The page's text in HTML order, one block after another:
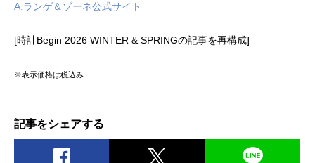
A.ランゲ＆ゾーネ公式サイト
[時計Begin 2026 WINTER & SPRINGの記事を再構成]
※表示価格は税込み
記事をシェアする